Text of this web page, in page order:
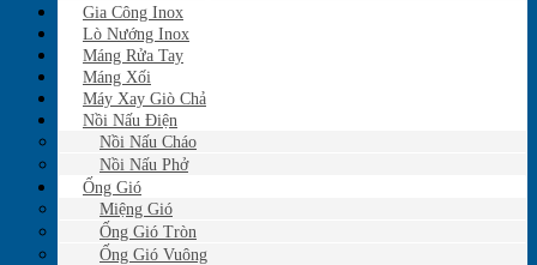
Gia Công Inox
Lò Nướng Inox
Máng Rửa Tay
Máng Xối
Máy Xay Giò Chả
Nồi Nấu Điện
Nồi Nấu Cháo
Nồi Nấu Phở
Ống Gió
Miệng Gió
Ống Gió Tròn
Ống Gió Vuông